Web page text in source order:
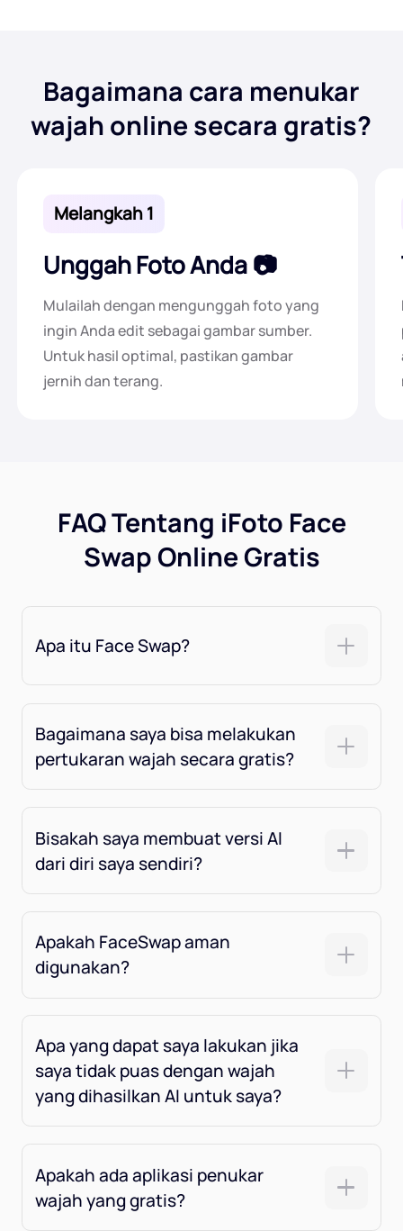
Bagaimana cara menukar
wajah online secara gratis?
Melangkah 1
Unggah Foto Anda
Mulailah dengan mengunggah foto yang
ingin Anda edit sebagai gambar sumber.
Untuk hasil optimal, pastikan gambar
jernih dan terang.
FAQ Tentang iFoto Face
Swap Online Gratis
Apa itu Face Swap?
Bagaimana saya bisa melakukan
pertukaran wajah secara gratis?
Bisakah saya membuat versi AI
dari diri saya sendiri?
Apakah FaceSwap aman
digunakan?
Apa yang dapat saya lakukan jika
saya tidak puas dengan wajah
yang dihasilkan AI untuk saya?
Apakah ada aplikasi penukar
wajah yang gratis?